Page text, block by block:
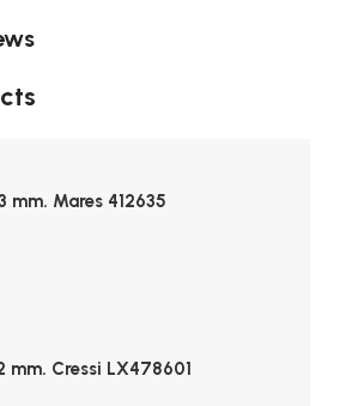
mm. Mares 412635
mm. Cressi LX478601